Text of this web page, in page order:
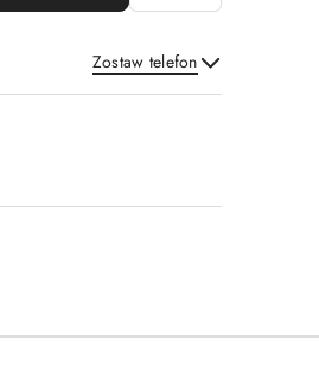
Zostaw telefon
Wyślij